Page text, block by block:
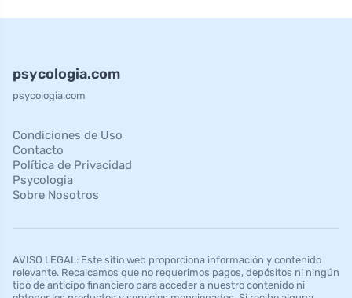
psycologia.com
psycologia.com
Condiciones de Uso
Contacto
Política de Privacidad
Psycologia
Sobre Nosotros
AVISO LEGAL: Este sitio web proporciona información y contenido
relevante. Recalcamos que no requerimos pagos, depósitos ni ningún
tipo de anticipo financiero para acceder a nuestro contenido ni